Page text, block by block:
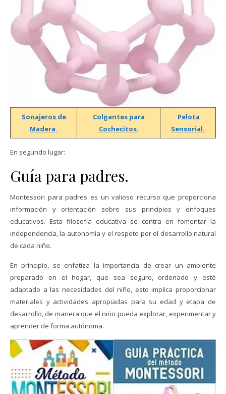
Sonajeros de
Madera.
Colgantes para
Cochecitos.
Pelota
Sensorial.
En segundo lugar:
Guía para padres.
Montessori para padres es un valioso recurso que proporciona
información y orientación sobre sus principios y enfoques
educativos. Esta filosofía educativa se centra en fomentar la
independencia, la autonomía y el respeto por el desarrollo natural
de cada niño.
En principio, se enfatiza la importancia de crear un ambiente
preparado en el hogar, que sea seguro, ordenado y esté
adaptado a las necesidades del niño, esto implica proporcionar
materiales y actividades apropiadas para su edad y etapa de
desarrollo, de manera que el niño pueda explorar, experimentar y
aprender de forma autónoma.